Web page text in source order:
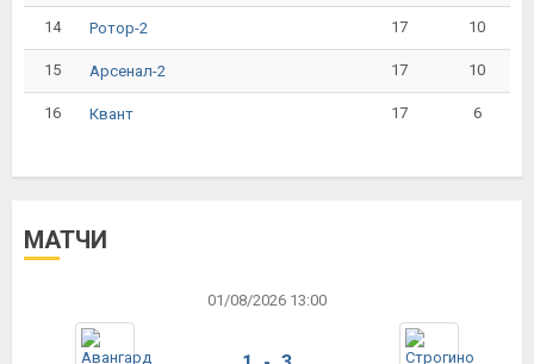
14 Ротор-2 17 10
15 Арсенал-2 17 10
16 Квант 17 6
МАТЧИ
01/08/2026 13:00